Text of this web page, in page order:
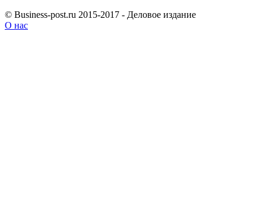
© Business-post.ru 2015-2017 - Деловое издание
О нас